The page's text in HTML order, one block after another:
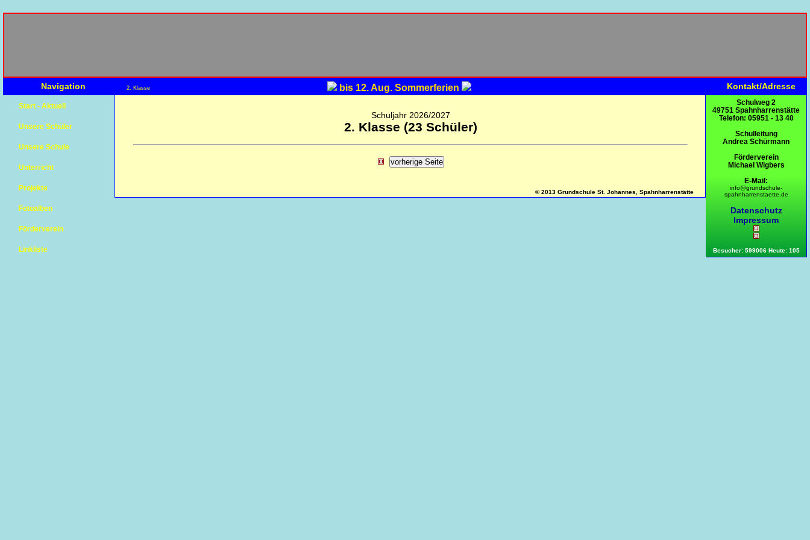
bis 12. Aug. Sommerferien
Navigation
Start - Aktuell
Unsere Schüler
Unsere Schule
Unterricht
Projekte
Fotoalben
Förderverein
Linkliste
2. Klasse
Schuljahr 2026/2027
2. Klasse (23 Schüler)
© 2013 Grundschule St. Johannes, Spahnharrenstätte
Kontakt/Adresse
Schulweg 2
49751 Spahnharrenstätte
Telefon: 05951 - 13 40
Schulleitung
Andrea Schürmann
Förderverein
Michael Wigbers
E-Mail:
info@grundschule-
spahnharrenstaette.de
Datenschutz
Impressum
Besucher: 599006 Heute: 105